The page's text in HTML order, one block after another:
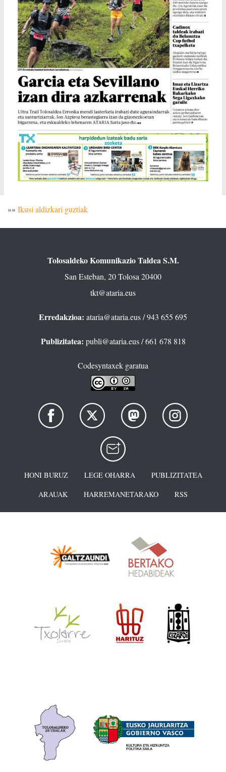
»» Ikusi aldizkari guztiak
Tolosaldeko Komunikazio Taldea S.M.
San Esteban, 20 Tolosa 20400
tkt@ataria.eus
Erredakzioa: ataria@ataria.eus/ 943 655 695
Publizitatea: publi@ataria.eus/ 661 678 818
Codesyntaxek garatua
HONI BURUZ LEGE OHARRA
PUBLIZITATEA
ARAUAK
HARREMANETARAKO RSS